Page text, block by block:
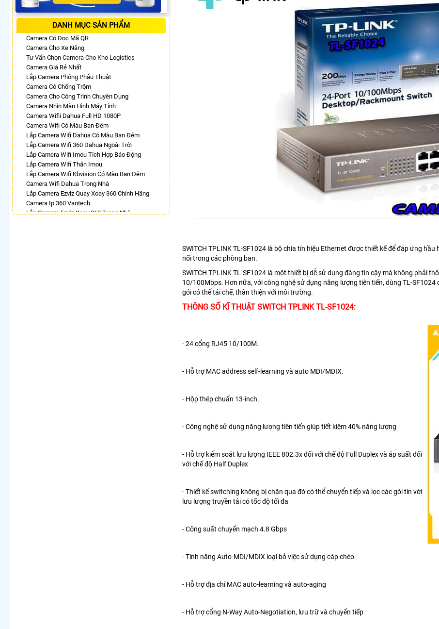
DANH MỤC SẢN PHẨM
Camera Có Đọc Mã QR
Camera Cho Xe Nâng
Tư Vấn Chọn Camera Cho Kho Logistics
Camera Giá Rẻ Nhất
Lắp Camera Phòng Phẩu Thuật
Camera Có Chống Trộm
Camera Cho Công Trình Chuyên Dụng
Camera Nhìn Màn Hình Máy Tính
Camera Wifii Dahua Full HD 1080P
Camera Wifi Có Màu Ban Đêm
Lắp Camera Wifi Dahua Có Màu Ban Đêm
Lắp Camera Wifi 360 Dahua Ngoài Trời
Lắp Camera Wifi Imou Tích Hợp Báo Động
Lắp Camera Wifi Thân Imou
Lắp Camera Wifi Kbvision Có Màu Ban Đêm
Camera Wifi Dahua Trong Nhà
Lắp Camera Ezviz Quay Xoay 360 Chính Hãng
Camera Ip 360 Vantech
Lắp Camera Ezviz Xoay 360 Trong Nhà
SWITCH TPLINK TL-SF1024 là bộ chia tín hiệu Ethernet được thiết kế để đáp ứng
nối trong các phòng ban.
SWITCH TPLINK TL-SF1024 là một thiết bị dễ sử dụng đáng tin cậy mà không phải
10/100Mbps. Hơn nữa, với công nghệ sử dụng năng lượng tiên tiến, dùng TL-SF1024
gói có thể tái chế, thân thiện với môi trường.
THÔNG SỐ KĨ THUẬT SWITCH TPLINK TL-SF1024:
- 24cổng RJ45 10/100M.
- Hỗ trợ MAC address self-learning và auto MDI/MDIX.
- Hộp thép chuẩn 13-inch.
- Công nghệ sử dụng năng lượng tiên tiến giúp tiết kiệm 40% năng lượng
- Hỗ trợ kiểm soát lưu lượng IEEE 802.3x đối với chế độ Full Duplex và áp suất đối
với chế độ Half Duplex
- Thiết kế switching không bị chặn qua đó có thể chuyển tiếp và lọc các gói tin với
lưu lượng truyền tải có tốc độ tối đa
- Công suất chuyển mạch 4.8 Gbps
- Tính năng Auto-MDI/MDIX loại bỏ việc sử dụng cáp chéo
- Hỗ trợ địa chỉ MAC auto-learning và auto-aging
- Hỗ trợ cổng N-Way Auto-Negotiation, lưu trữ và chuyển tiếp